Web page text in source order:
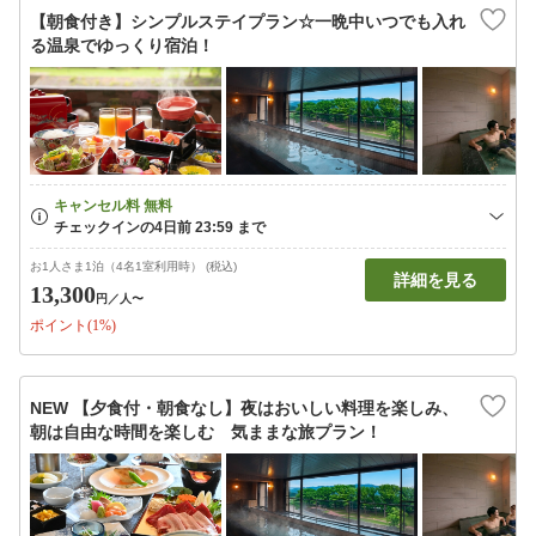
【朝食付き】シンプルステイプラン☆一晩中いつでも入れ
る温泉でゆっくり宿泊！
お1人さま1泊（4名1室利用時） (税込)
13,300円 ／人〜
ポイント(1%)
詳細を見る
NEW 【夕食付・朝食なし】夜はおいしい料理を楽しみ、
朝は自由な時間を楽しむ 気ままな旅プラン！